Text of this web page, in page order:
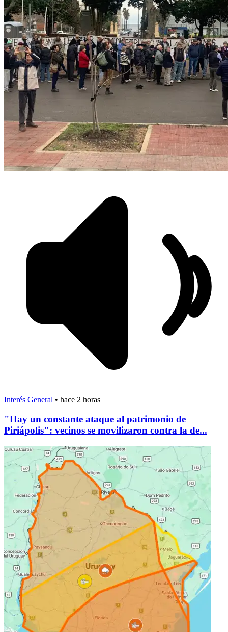
Interés General • hace 2 horas
"Hay un constante ataque al patrimonio de
Piriápolis": vecinos se movilizaron contra la de...